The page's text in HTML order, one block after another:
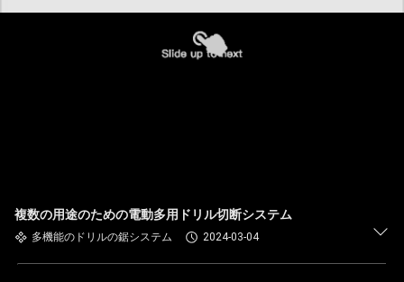
複数の用途のための電動多用ドリル切断システム
多機能のドリルの鋸システム 2024-03-04